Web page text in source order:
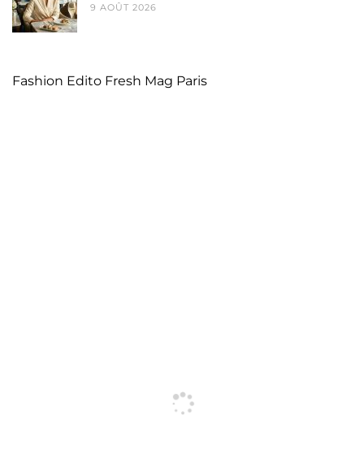
9 AOÛT 2026
Fashion Edito Fresh Mag Paris